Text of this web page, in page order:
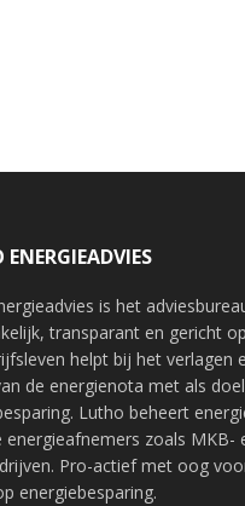
is het
transparant en gericht
helpt bij het verlagen
de energienota met als doel
Lutho beheert
energieafnemers zoals MKB-
Pro-actief met oog
energiebesparing.